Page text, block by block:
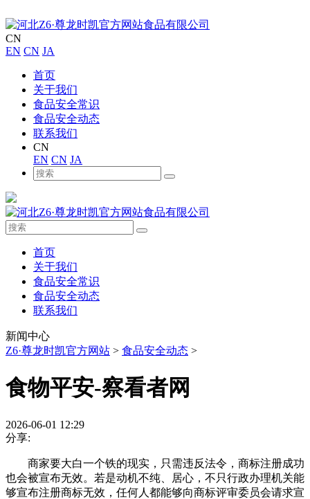
CN
EN CN JA
首页
关于我们
食品安全常识
食品安全动态
联系我们
CN
EN CN JA
首页
关于我们
食品安全常识
食品安全动态
联系我们
新闻中心
Z6·尊龙时凯官方网站 > 食品安全动态 >
食物平安-察看者网
2026-06-01 12:29
分享:
商家要大白一个铁的现实，只需违反法令，商标注册成功
也会被宣布无效。若是动机不纯、居心，不只行政办理机关能
够宣布注册商标无效，任何人都能够向商标评审委员会请求宣